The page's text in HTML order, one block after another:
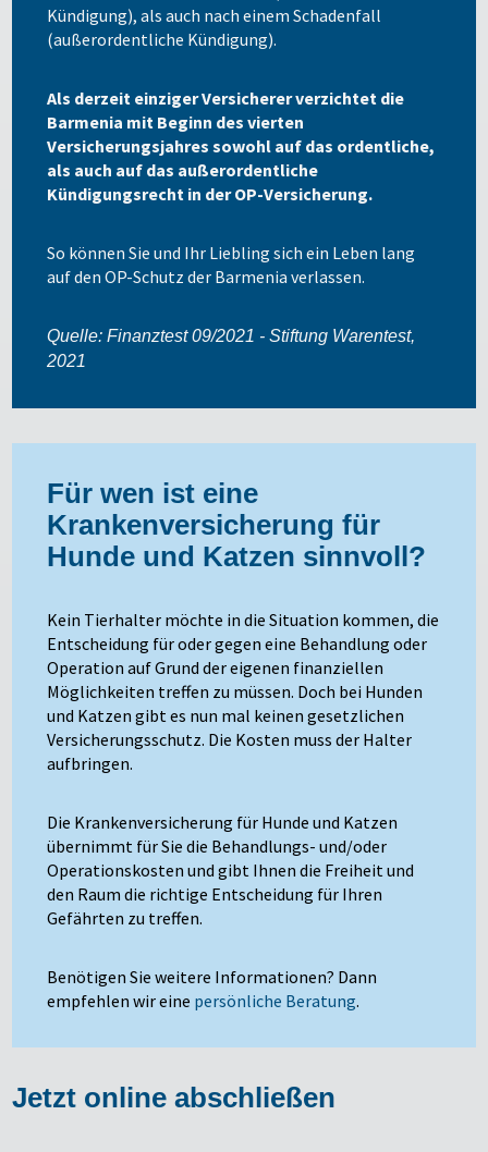
Kündigung), als auch nach einem Schadenfall
(außerordentliche Kündigung).
Als derzeit einziger Versicherer verzichtet die
Barmenia mit Beginn des vierten
Versicherungsjahres sowohl auf das ordentliche,
als auch auf das außerordentliche
Kündigungsrecht in der OP-Versicherung.
So können Sie und Ihr Liebling sich ein Leben lang
auf den OP-Schutz der Barmenia verlassen.
Quelle: Finanztest 09/2021 - Stiftung Warentest,
2021
Für wen ist eine
Krankenversicherung für
Hunde und Katzen sinnvoll?
Kein Tierhalter möchte in die Situation kommen, die
Entscheidung für oder gegen eine Behandlung oder
Operation auf Grund der eigenen finanziellen
Möglichkeiten treffen zu müssen. Doch bei Hunden
und Katzen gibt es nun mal keinen gesetzlichen
Versicherungsschutz. Die Kosten muss der Halter
aufbringen.
Die Krankenversicherung für Hunde und Katzen
übernimmt für Sie die Behandlungs- und/oder
Operationskosten und gibt Ihnen die Freiheit und
den Raum die richtige Entscheidung für Ihren
Gefährten zu treffen.
Benötigen Sie weitere Informationen? Dann
empfehlen wir eine persönliche Beratung.
Jetzt online abschließen